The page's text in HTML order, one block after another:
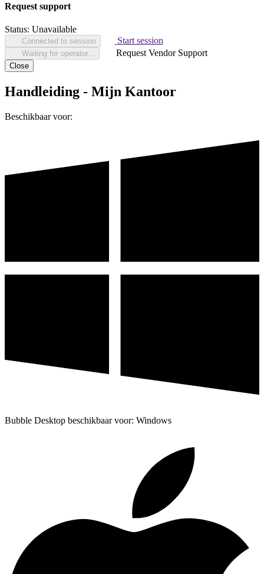
Request support
Status: Unavailable
Connected to session Start session
Waiting for operator... Request Vendor Support
Close
Handleiding - Mijn Kantoor
Beschikbaar voor:
Bubble Desktop beschikbaar voor: Windows